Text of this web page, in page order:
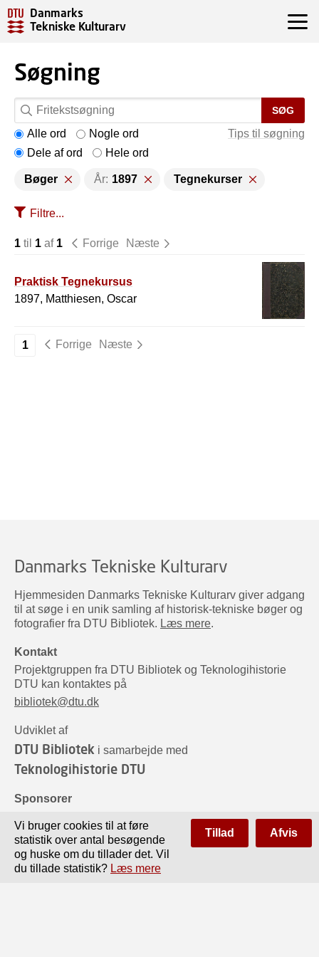
Danmarks
Tekniske Kulturarv
Søgning
SØG
Tips til søgning
Alle ord
Nogle ord
Dele af ord
Hele ord
Bøger År: 1897 Tegnekurser
Filtre...
1 til 1 af 1 Forrige Næste
Praktisk Tegnekursus
1897, Matthiesen, Oscar
1 Forrige Næste
Danmarks Tekniske Kulturarv
Hjemmesiden Danmarks Tekniske Kulturarv giver adgang
til at søge i en unik samling af historisk-tekniske bøger og
fotografier fra DTU Bibliotek. Læs mere.
Kontakt
Projektgruppen fra DTU Bibliotek og Teknologihistorie
DTU kan kontaktes på
bibliotek@dtu.dk
Udviklet af
DTU Bibliotek i samarbejde med
Teknologihistorie DTU
Sponsorer
Vi bruger cookies til at føre
statistik over antal besøgende
og huske om du tillader det. Vil
du tillade statistik? Læs mere
Tillad Afvis